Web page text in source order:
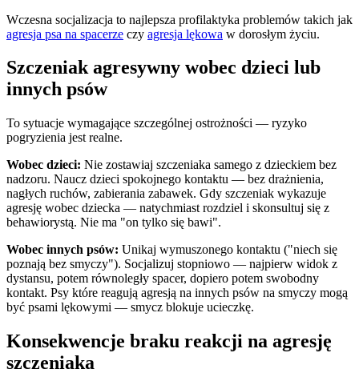
Wczesna socjalizacja to najlepsza profilaktyka problemów takich jak
agresja psa na spacerze czy agresja lękowa w dorosłym życiu.
Szczeniak agresywny wobec dzieci lub
innych psów
To sytuacje wymagające szczególnej ostrożności — ryzyko
pogryzienia jest realne.
Wobec dzieci: Nie zostawiaj szczeniaka samego z dzieckiem bez
nadzoru. Naucz dzieci spokojnego kontaktu — bez drażnienia,
nagłych ruchów, zabierania zabawek. Gdy szczeniak wykazuje
agresję wobec dziecka — natychmiast rozdziel i skonsultuj się z
behawiorystą. Nie ma "on tylko się bawi".
Wobec innych psów: Unikaj wymuszonego kontaktu ("niech się
poznają bez smyczy"). Socjalizuj stopniowo — najpierw widok z
dystansu, potem równoległy spacer, dopiero potem swobodny
kontakt. Psy które reagują agresją na innych psów na smyczy mogą
być psami lękowymi — smycz blokuje ucieczkę.
Konsekwencje braku reakcji na agresję
szczeniaka